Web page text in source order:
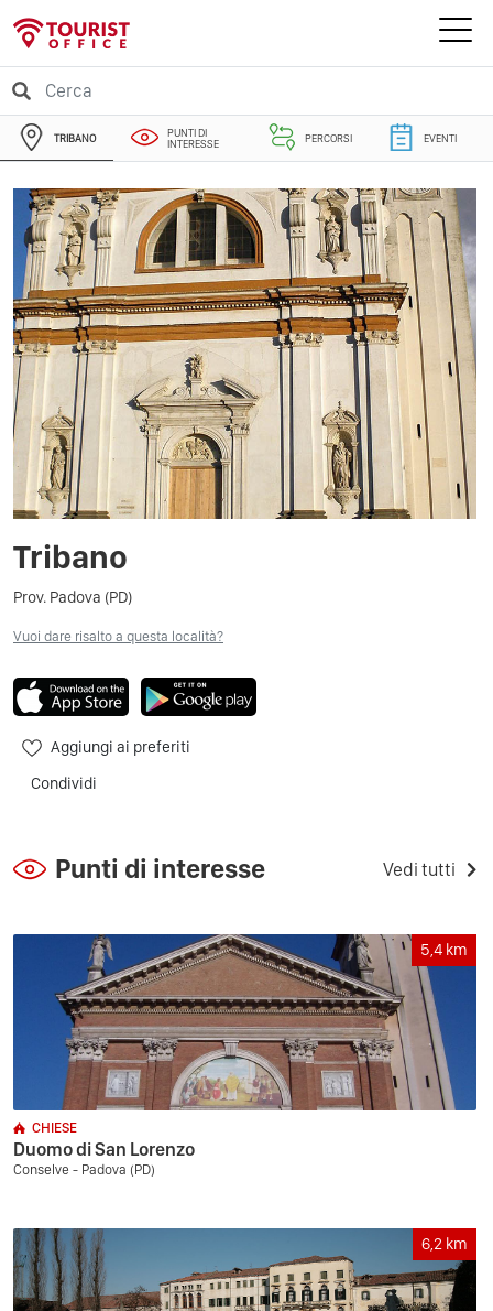
TRIBANO
PUNTI DI
INTERESSE
PERCORSI EVENTI
Tribano
Prov. Padova (PD)
Vuoi dare risalto a questa località?
Aggiungi ai preferiti
Condividi
Punti di interesse Vedi tutti
5,4 km
CHIESE
Duomo di San Lorenzo
Conselve - Padova (PD)
6,2 km